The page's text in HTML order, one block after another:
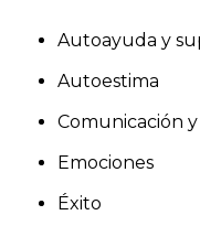
Autoayuda y
Autoestima
Comunicación
Emociones
Éxito